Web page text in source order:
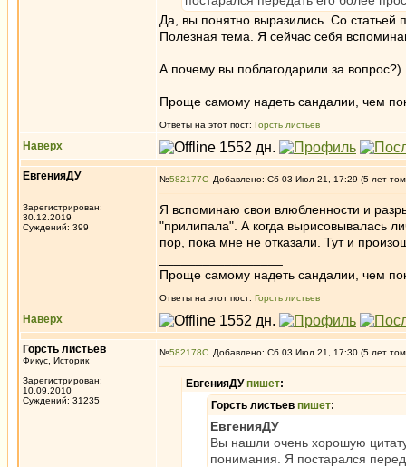
Да, вы понятно выразились. Со статьей
Полезная тема. Я сейчас себя
А почему вы поблагодарили за вопрос?)
Проще самому надеть сандалии, чем
Ответы на этот пост: Горсть листьев
Наверх
ЕвгенияДУ
Зарегистрирован:
30.12.2019
Суждений: 399
№582177 Добавлено: Сб 03 Июл 21, 17:29 (5 лет
Я вспоминаю свои влюбленности и
"прилипала". А когда вырисовывалась
пор, пока мне не отказали. Тут и
Проще самому надеть сандалии, чем
Ответы на этот пост: Горсть листьев
Наверх
Горсть листьев
Фикус, Историк
Зарегистрирован:
10.09.2010
Суждений: 31235
№582178 Добавлено: Сб 03 Июл 21, 17:30 (5 лет
ЕвгенияДУпишет:
Горсть листьев пишет:
ЕвгенияДУ
Вы нашли очень хорошую
понимания. Я постарался